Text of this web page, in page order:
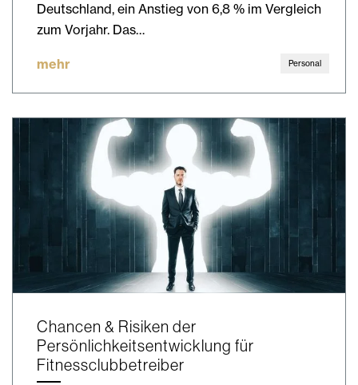
Deutschland, ein Anstieg von 6,8 % im Vergleich
zum Vorjahr. Das…
mehr Personal
Chancen & Risiken der
Persönlichkeitsentwicklung für
Fitnessclubbetreiber